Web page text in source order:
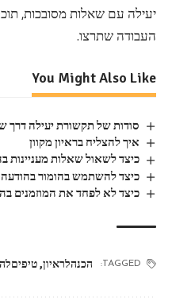
יעילה עם שאלות מסובכות,
העבודה שתרצו.
You Might Also Like
סודות של תקשורת יעילה דרך
איך להצליח בראיון מקוון
כיצד לשאול שאלות מעניינות
כיצד להשתמש בהומור
כיצד לא לפחד את המוזמנים
TAGGED: הכנהלראיון,